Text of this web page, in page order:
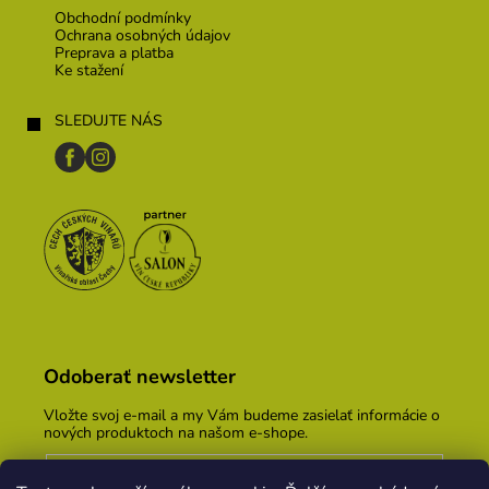
Obchodní podmínky
Ochrana osobných údajov
Preprava a platba
Ke stažení
SLEDUJTE NÁS
Odoberať newsletter
Vložte svoj e-mail a my Vám budeme zasielať informácie o
nových produktoch na našom e-shope.